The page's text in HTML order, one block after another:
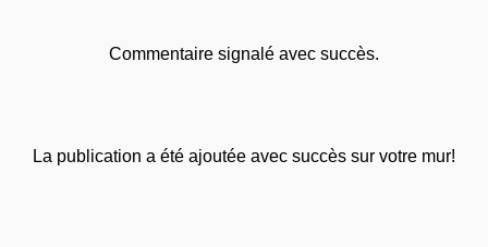
Commentaire signalé avec succès.
La publication a été ajoutée avec succès sur votre mur!